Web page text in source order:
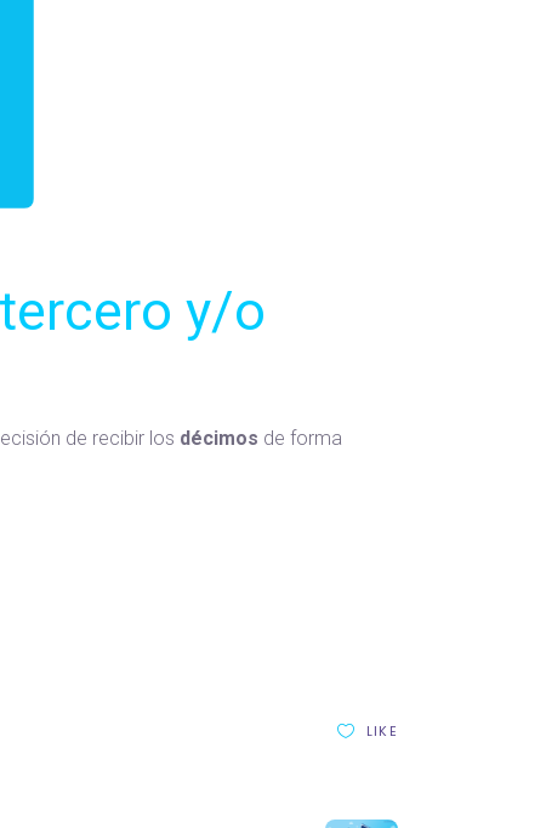
y/o
de recibir los décimos de forma
LIKE